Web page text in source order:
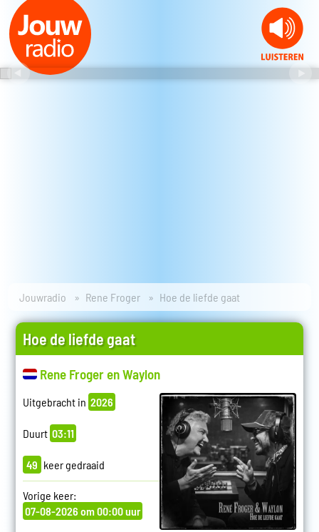
Jouwradio Rene Froger Hoe de liefde gaat
Hoe de liefde gaat
Rene Froger en Waylon
Uitgebracht in 2026
Duurt 03:11
49 keer gedraaid
Vorige keer:
07-08-2026 om 00:00 uur